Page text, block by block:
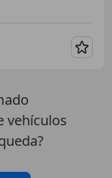
vehículos